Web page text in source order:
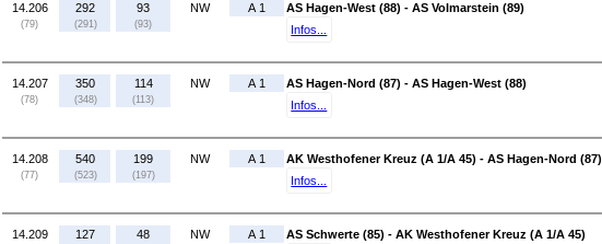
14.206
(79)
292
(291)
93
(93)
NW A 1
AS Hagen-West (88) - AS Volmarstein (89)
Infos...
14.207
(78)
350
(348)
114
(113)
NW A 1
AS Hagen-Nord (87) - AS Hagen-West (88)
Infos...
14.208
(77)
540
(523)
199
(197)
NW A 1
AK Westhofener Kreuz (A 1/A 45) - AS Hagen-Nord (87)
Infos...
14.209 127 48 NW A 1
AS Schwerte (85) - AK Westhofener Kreuz (A 1/A 45)